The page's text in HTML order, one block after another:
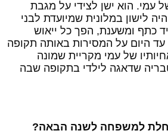
הוא ישן לצידי על מגבת
לישון במלונית שמיועדת לבני
ומשענת, הפך כל ייאוש
היום על המסירות באותה תקופה
של עמי מקריית שמונה
שדאגה לילדי בתקופה שבה
למשפחה לשנה הבאה?